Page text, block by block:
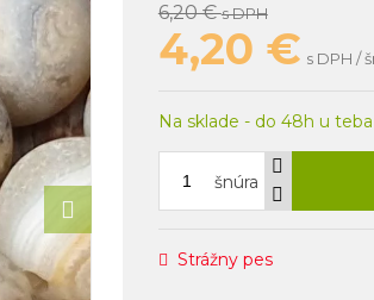
6,20 €s DPH
4,20 € s DPH /
Na sklade - do 48h u teba
šnúra
Strážny pes